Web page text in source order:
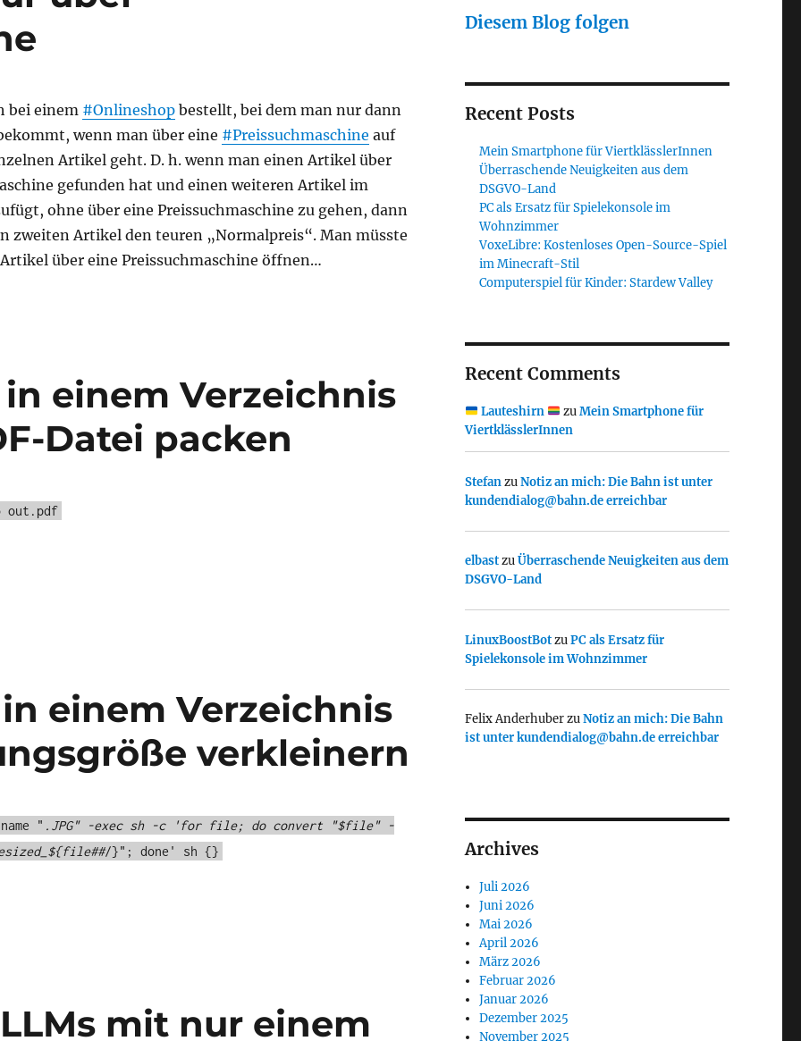
bei einem #Onlineshopbestellt, bei dem man nur dann
wenn man über eine #Preissuchmaschine auf
Artikel geht. D. h. wenn man einen Artikel über
gefunden hat und einen weiteren Artikel im
ohne über eine Preissuchmaschine zu gehen, dann
zweiten Artikel den teuren „Normalpreis“. Man müsste
über eine Preissuchmaschine öffnen…
einem Verzeichnis
Datei packen
out.pdf
einem Verzeichnis
verkleinern
" .JPG" -exec sh -c 'for file; do convert "$file" -
/}"; done' sh {}
mit nur einem
Diesem Blog folgen
Recent Posts
Mein Smartphone für ViertklässlerInnen
Überraschende Neuigkeiten aus dem
DSGVO-Land
PC als Ersatz für Spielekonsole im
Wohnzimmer
VoxeLibre: Kostenloses Open-Source-Spiel
im Minecraft-Stil
Computerspiel für Kinder: Stardew Valley
Recent Comments
Lauteshirn zuMein Smartphone für
ViertklässlerInnen
StefanzuNotiz an mich: Die Bahn ist unter
kundendialog@bahn.de erreichbar
elbastzuÜberraschende Neuigkeiten aus dem
DSGVO-Land
LinuxBoostBotzuPC als Ersatz für
Spielekonsole im Wohnzimmer
Felix AnderhuberzuNotiz an mich: Die Bahn
ist unter kundendialog@bahn.de erreichbar
Archives
Juli 2026
Juni 2026
Mai 2026
April 2026
März 2026
Februar 2026
Januar 2026
Dezember 2025
November 2025